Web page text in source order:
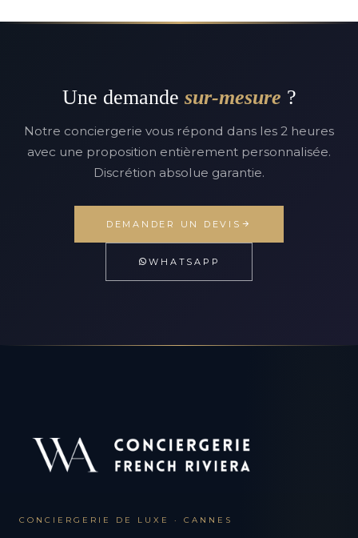
Une demande sur-mesure ?
Notre conciergerie vous répond dans les 2 heures
avec une proposition entièrement personnalisée.
Discrétion absolue garantie.
DEMANDER UN DEVIS
WHATSAPP
CONCIERGERIE DE LUXE · CANNES